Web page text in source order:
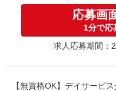
応募画
1分で応
求人応募期間：
【無資格OK】デイサービ